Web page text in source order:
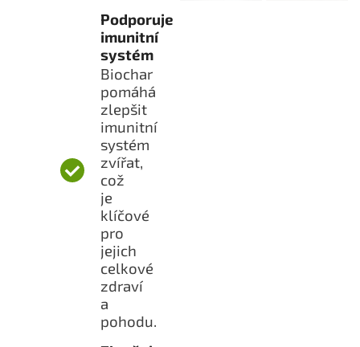
Podporuje
imunitní
systém
Biochar
pomáhá
zlepšit
imunitní
systém
zvířat,
což
je
klíčové
pro
jejich
celkové
zdraví
a
pohodu.